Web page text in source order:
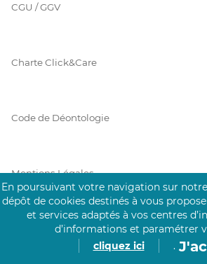
CGU / GGV
Charte Click&Care
Code de Déontologie
Mentions Légales
Prérequis Click&Care
En poursuivant votre navigation sur
dépôt de cookies destinés à vous
et services adaptés à vos centres
d’informations et paramétrer
cliquez ici
.